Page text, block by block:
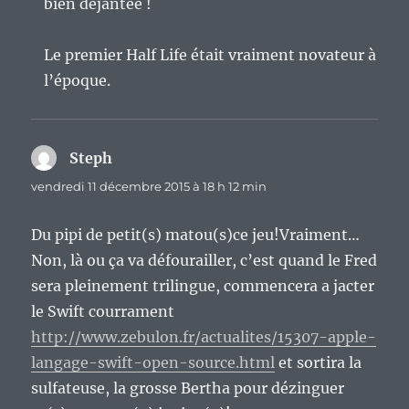
bien déjantée !
Le premier Half Life était vraiment novateur à
l’époque.
Steph
vendredi 11 décembre 2015 à 18 h 12 min
Du pipi de petit(s) matou(s)ce jeu!Vraiment…
Non, là ou ça va défourailler, c’est quand le Fred
sera pleinement trilingue, commencera a jacter
le Swift courrament
http://www.zebulon.fr/actualites/15307-apple-
langage-swift-open-source.html et sortira la
sulfateuse, la grosse Bertha pour dézinguer